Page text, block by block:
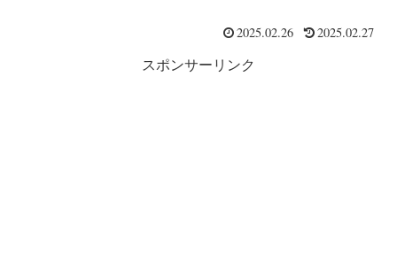
2025.02.26 2025.02.27
スポンサーリンク